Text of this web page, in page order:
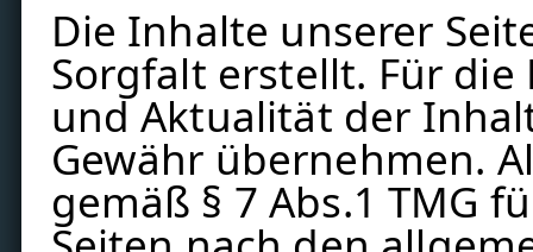
Die Inhalte unserer
Sorgfalt erstellt. Für
und Aktualität der
Gewähr übernehmen.
gemäß § 7 Abs.1 TMG